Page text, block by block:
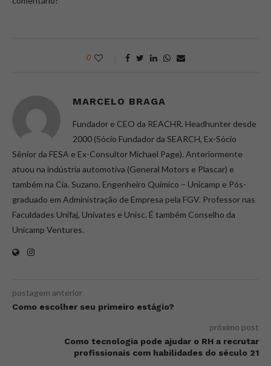
0
MARCELO BRAGA
Fundador e CEO da REACHR. Headhunter desde
2000 (Sócio Fundador da SEARCH, Ex-Sócio
Sênior da FESA e Ex-Consultor Michael Page). Anteriormente
atuou na indústria automotiva (General Motors e Plascar) e
também na Cia. Suzano. Engenheiro Químico – Unicamp e Pós-
graduado em Administração de Empresa pela FGV. Professor nas
Faculdades Unifaj, Univates e Unisc. É também Conselho da
Unicamp Ventures.
postagem anterior
Como escolher seu primeiro estágio?
próximo post
Como tecnologia pode ajudar o RH a recrutar
profissionais com habilidades do século 21